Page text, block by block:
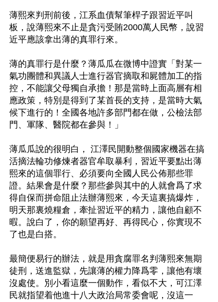
薄熙來判刑前後，江系血債幫筆桿子跟習近平叫
板，說薄熙來不止是貪污受賄2000萬人民幣，說習
近平應該拿出薄的真罪行來。
薄的真罪行是什麼？薄瓜瓜在微博中證實「對某一
氣功團體和異議人士進行器官摘取和屍體加工的指
控，不能讓父母獨自承擔！那是當時上面高層有相
應政策，特別是得到了某首長的支持，是當時大氣
候下進行的！全國各地許多部門都在做，公檢法部
門、軍隊、醫院都在參與！」
薄瓜瓜說的很明白， 江澤民開動整個國家機器在搞
活摘法輪功修煉者器官牟取暴利，習近平要點出薄
熙來的這個罪行、必須要向全國人民公佈那些罪
證。結果會是什麼？那些參與其中的人就會爲了求
得自保而拼命阻止法辦薄熙來，今天這裏搞爆炸，
明天那裏燒糧倉，牽扯習近平的精力，讓他自顧不
暇。說白了，你的願望再好、再得民心，你實現不
了也是白搭。
最簡便易行的辦法，就是用貪腐罪名判薄熙來無期
徒刑，送進監獄，先讓薄的權力降爲零，讓他有壞
沒處使。別小看這麼一個動作，看似不大，可江澤
民就指望着他進十八大政治局常委會呢，沒這一